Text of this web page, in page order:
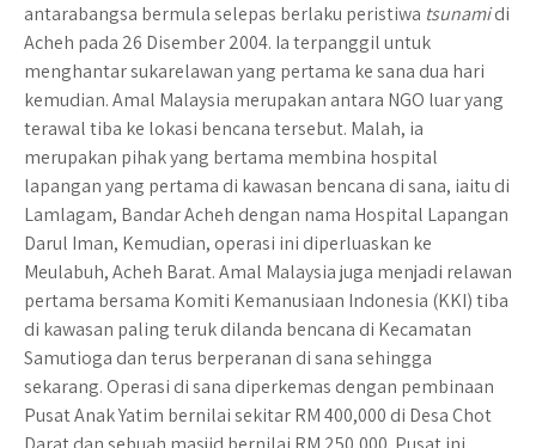
antarabangsa bermula selepas berlaku peristiwa tsunamidi
Acheh pada 26 Disember 2004. Ia terpanggil untuk
menghantar sukarelawan yang pertama ke sana dua hari
kemudian. Amal Malaysia merupakan antara NGO luar yang
terawal tiba ke lokasi bencana tersebut. Malah, ia
merupakan pihak yang bertama membina hospital
lapangan yang pertama di kawasan bencana di sana, iaitu di
Lamlagam, Bandar Acheh dengan nama Hospital Lapangan
Darul Iman, Kemudian, operasi ini diperluaskan ke
Meulabuh, Acheh Barat. Amal Malaysia juga menjadi relawan
pertama bersama Komiti Kemanusiaan Indonesia (KKI) tiba
di kawasan paling teruk dilanda bencana di Kecamatan
Samutioga dan terus berperanan di sana sehingga
sekarang. Operasi di sana diperkemas dengan pembinaan
Pusat Anak Yatim bernilai sekitar RM 400,000 di Desa Chot